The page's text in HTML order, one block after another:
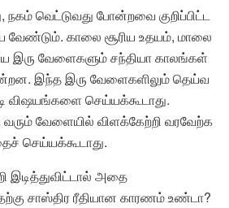
நகம் வெட்டுவது போன்றவை குறிப்பிட்ட
வேண்டும். காலை சூரிய உதயம், மாலை
இரு வேளைகளும் சந்தியா காலங்கள்
இந்த இரு வேளைகளிலும் தெய்வ
விஷயங்களை செய்யக்கூடாது.
வரும் வேளையில் விளக்கேற்றி வரவேற்க
செய்யக்கூடாது.
இடித்துவிட்டால் அதை
சாஸ்திர ரீதியான காரணம் உண்டா?